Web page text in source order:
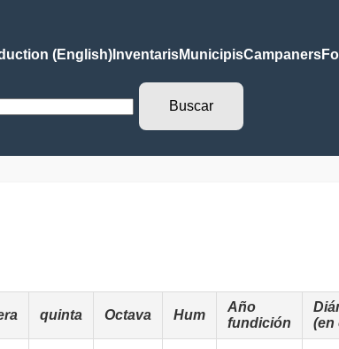
(English)InventarisMunicipisCampaners
quinta Octava Hum
Año
fundición
(en